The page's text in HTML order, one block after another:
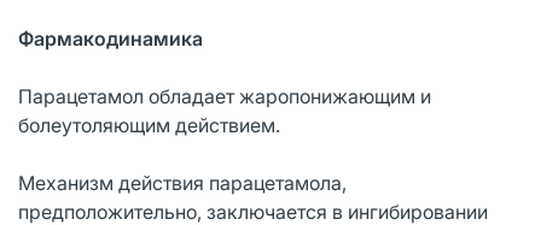
Фармакодинамика
Парацетамол обладает жаропонижающим и
болеутоляющим действием.
Механизм действия парацетамола,
предположительно, заключается в ингибировании